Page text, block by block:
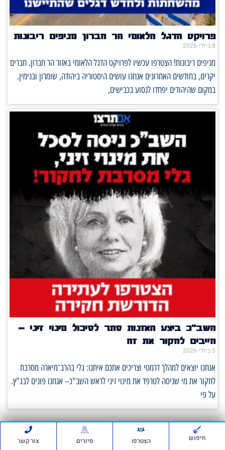
פרויקט הדגל הלאומי הר חברון מניפים ריבונות
8 ביולי 2026
מניפים ריבונות! הצטרפו עכשיו לפרויקט הדגל הלאומי באזור הר חברון. חברים
יקרים, בחודשים האחרונים אנחנו עושים היסטוריה ביהודה, שומרון ובנימין.
במקום שהיהודים יפחדו לנסוע בכבישים,
השב"כ ביצע האזנות סתר לסיכול מינוי זיני –
חייבים לחקור את זה
5 ביולי 2026
אנחנו יוצאים למהלך דרמטי וצריכים אתכם איתנו: גלי בהרב־מיארה מסרבת
לחקור את מי שניסה לטרפד את מינוי זיני לראש השב"כ– אנחנו פונים לבג"ץ.
על פי
חיפוש הצטרפi סיורים צור קשר